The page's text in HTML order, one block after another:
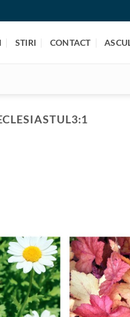
STIRI CONTACT